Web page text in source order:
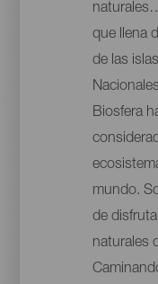
que llena
de las
Biosfera
mundo.
de
naturales